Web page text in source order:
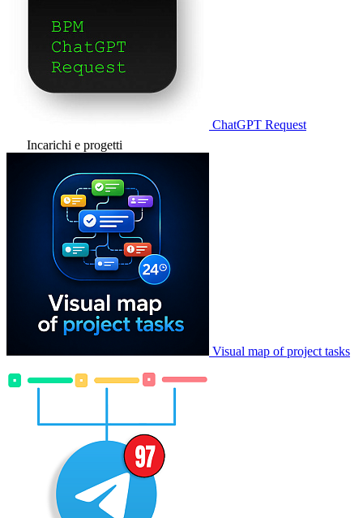
ChatGPT Request
Incarichi e progetti
Visual map of project tasks